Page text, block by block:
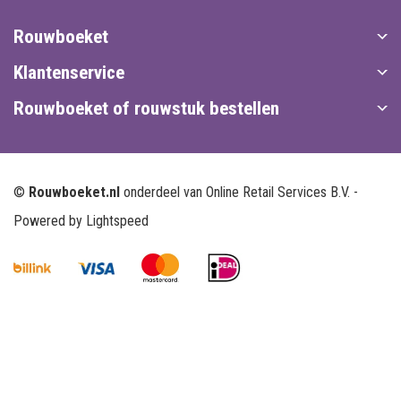
Rouwboeket
Klantenservice
Rouwboeket of rouwstuk bestellen
© Rouwboeket.nl onderdeel van Online Retail Services B.V. -
Powered by Lightspeed